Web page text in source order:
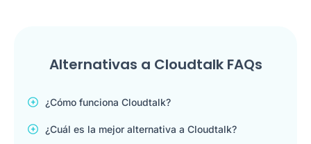
Alternativas a Cloudtalk FAQs
¿Cómo funciona Cloudtalk?
¿Cuál es la mejor alternativa a Cloudtalk?